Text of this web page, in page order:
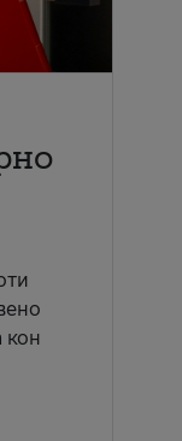
кон